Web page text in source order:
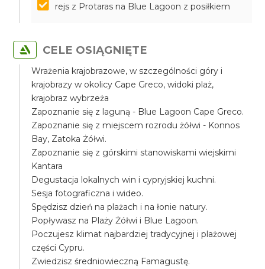
rejs z Protaras na Blue Lagoon z posiłkiem
CELE OSIĄGNIĘTE
Wrażenia krajobrazowe, w szczególności góry i
krajobrazy w okolicy Cape Greco, widoki plaż,
krajobraz wybrzeża
Zapoznanie się z laguną - Blue Lagoon Cape Greco.
Zapoznanie się z miejscem rozrodu żółwi - Konnos
Bay, Zatoka Żółwi.
Zapoznanie się z górskimi stanowiskami wiejskimi
Kantara
Degustacja lokalnych win i cypryjskiej kuchni.
Sesja fotograficzna i wideo.
Spędzisz dzień na plażach i na łonie natury.
Popływasz na Plaży Żółwi i Blue Lagoon.
Poczujesz klimat najbardziej tradycyjnej i plażowej
części Cypru.
Zwiedzisz średniowieczną Famagustę.